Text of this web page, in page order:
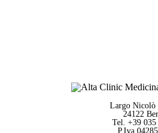
Largo Nicolò
24122
Tel. +39 035
P.Iva